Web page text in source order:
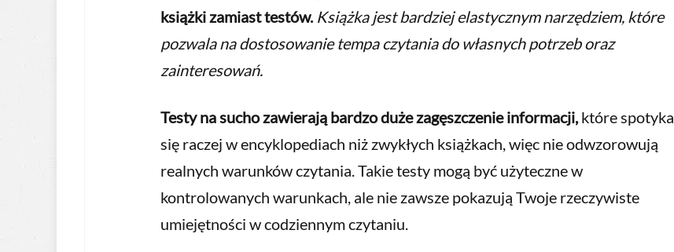
książki zamiast testów. Książka jest bardziej elastycznym narzędziem, które
pozwala na dostosowanie tempa czytania do własnych potrzeb oraz
zainteresowań.
Testy na sucho zawierają bardzo duże zagęszczenie informacji,które spotyka
się raczej w encyklopediach niż zwykłych książkach, więc nie odwzorowują
realnych warunków czytania. Takie testy mogą być użyteczne w
kontrolowanych warunkach, ale nie zawsze pokazują Twoje rzeczywiste
umiejętności w codziennym czytaniu.